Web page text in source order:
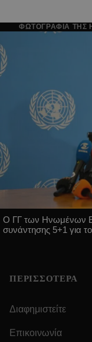
ΦΩΤΟΓΡΑΦΙΑ ΤΗΣ
Ο ΓΓ των Ηνωμένων
συνάντησης 5+1 για
ΠΕΡΙΣΣΟΤΕΡΑ
Διαφημιστείτε
Επικοινωνία